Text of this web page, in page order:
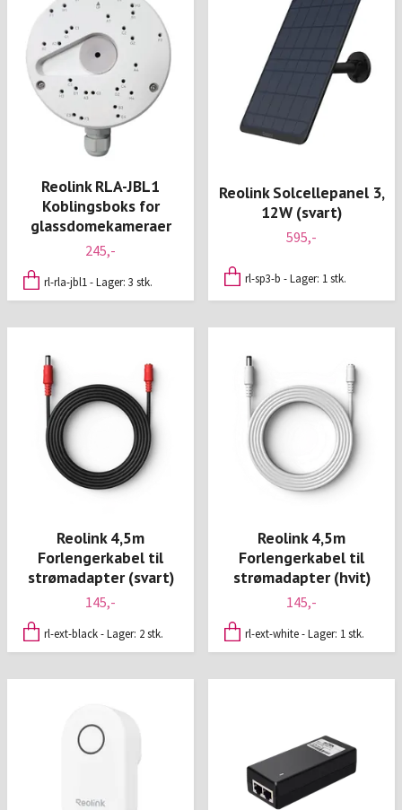
Reolink RLA-JBL1
Koblingsboks for
glassdomekameraer
245,-
rl-rla-jbl1 - Lager: 3 stk.
Reolink Solcellepanel 3,
12W (svart)
595,-
rl-sp3-b - Lager: 1 stk.
Reolink 4,5m
Forlengerkabel til
strømadapter (svart)
145,-
rl-ext-black - Lager: 2 stk.
Reolink 4,5m
Forlengerkabel til
strømadapter (hvit)
145,-
rl-ext-white - Lager: 1 stk.